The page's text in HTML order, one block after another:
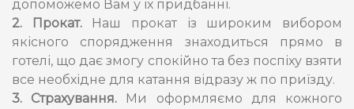
допоможемо Вам у їх придбанні.
2. Прокат.Наш прокат із широким вибором
якісного спорядження знаходиться прямо в
готелі, що дає змогу спокійно та без поспіху взяти
все необхідне для катання відразу ж по приїзду.
3. Страхування. Ми оформляємо для кожного